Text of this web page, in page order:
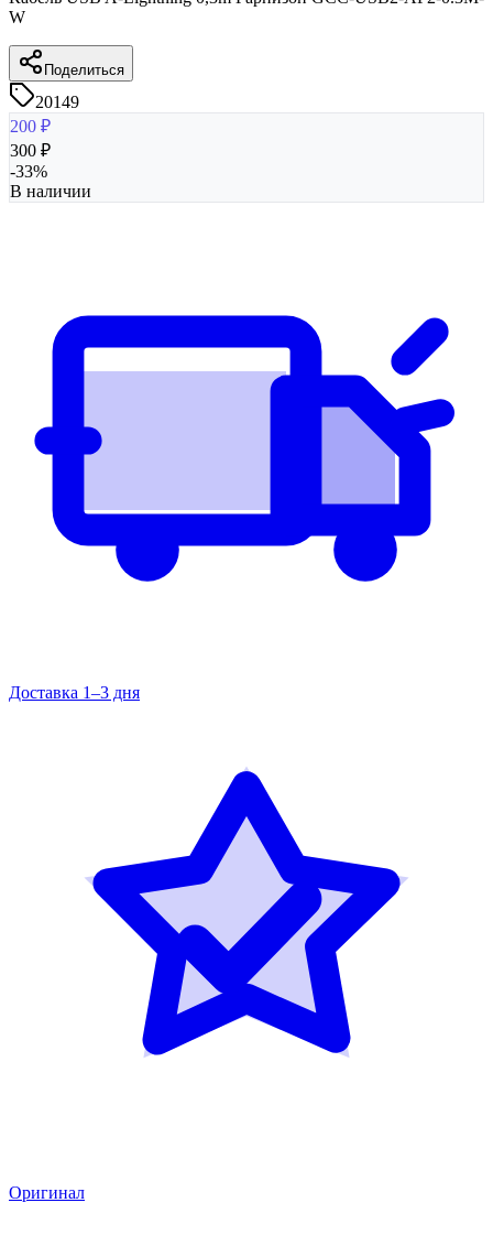
W
Поделиться
20149
200 ₽
300 ₽
-33%
В наличии
Доставка 1–3 дня
Оригинал